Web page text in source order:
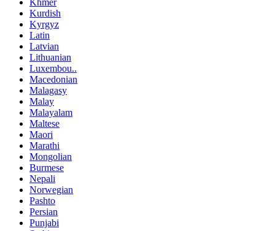
Khmer
Kurdish
Kyrgyz
Latin
Latvian
Lithuanian
Luxembou..
Macedonian
Malagasy
Malay
Malayalam
Maltese
Maori
Marathi
Mongolian
Burmese
Nepali
Norwegian
Pashto
Persian
Punjabi